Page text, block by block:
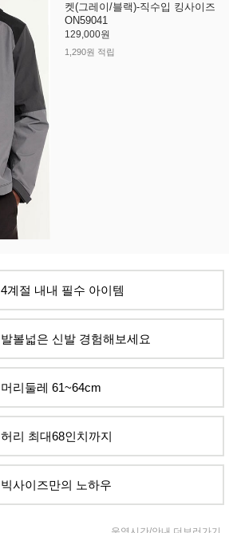
켓(그레이/블랙)-직수입 킹사이즈
ON59041
129,000원
1,290원 적립
4계절 내내 필수 아이템
발볼넓은 신발 경험해보세요
머리둘레 61~64cm
허리 최대68인치까지
빅사이즈만의 노하우